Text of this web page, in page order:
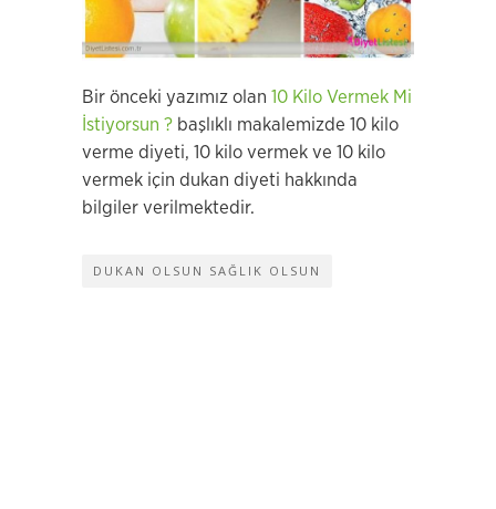
Bir önceki yazımız olan 10 Kilo Vermek Mi
İstiyorsun ? başlıklı makalemizde 10 kilo
verme diyeti, 10 kilo vermek ve 10 kilo
vermek için dukan diyeti hakkında
bilgiler verilmektedir.
DUKAN OLSUN SAĞLIK OLSUN